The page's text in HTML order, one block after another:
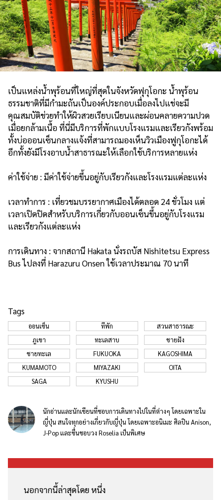
เป็นแหล่งน้ำพุร้อนที่ใหญ่ที่สุดในจังหวัดฟุกุโอกะ น้ำพุร้อน
ธรรมชาติที่มีกำมะถันเป็นองค์ประกอบเมื่อลงไปแช่จะมี
คุณสมบัติช่วยทำให้ผิวสวยเรียบเนียนและผ่อนคลายความปวด
เมื่อยกล้ามเนื้อ ที่นี่มีบริการที่พักแบบโรงแรมและเรียวกังพร้อม
ทั้งบ่อออนเซ็นกลางแจ้งที่สามารถมองเห็นวิวเมืองฟูกุโอกะได้
อีกทั้งยังมีโรงอาบน้ำสาธารณะให้เลือกใช้บริการหลายแห่ง
ค่าใช้จ่าย : มีค่าใช้จ่ายขึ้นอยู่กับเรียวกังและโรงแรมแต่ละแห่ง
เวลาทำการ : เที่ยวชมบรรยากาศเมืองได้ตลอด 24 ชั่วโมง แต่
เวลาเปิดปิดสำหรับบริการเกี่ยวกับออนเซ็นขึ้นอยู่กับโรงแรม
และเรียวกังแต่ละแห่ง
การเดินทาง : จากสถานี Hakata นั่งรถบัส Nishitetsu Express
Bus ไปลงที่ Harazuru Onsen ใช้เวลาประมาณ 70 นาที
Tags
ออนเซ็น ที่พัก
สวนสาธารณะ
ภูเขา
ทะเลสาบ
ชายฝั่ง
ชายทะเล
FUKUOKA
KAGOSHIMA
KUMAMOTO
MIYAZAKI
OITA
SAGA
KYUSHU
นักอ่านและนักเขียนที่ชอบการเดินทางไปในที่ต่างๆ โดยเฉพาะใน
ญี่ปุ่น สนใจทุกอย่างเกี่ยวกับญี่ปุ่น โดยเฉพาะอนิเมะ ศิลปิน Anison,
J-Pop และชื่นชอบวง Roselia เป็นพิเศษ
นอกจากนี้ล่าสุดโดย หนึ่ง